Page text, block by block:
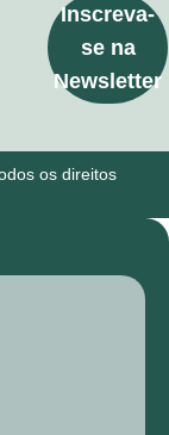
Inscreva-
se na
Newsletter
os direitos